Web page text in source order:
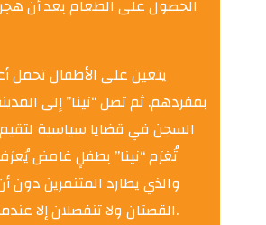
الحصول على الطعام بعد أن
يتعين على الأطفال تحمل
بمفردهم. ثم تصل “نينا” إلى
السجن في قضايا سياسية لتقيم
تُغرَم “نينا” بطفلٍ غامض
والذي يطارد المتنمرين دون
القصتان ولا تنفصلان إلا عندما تتحدد مصائر أبطالها.